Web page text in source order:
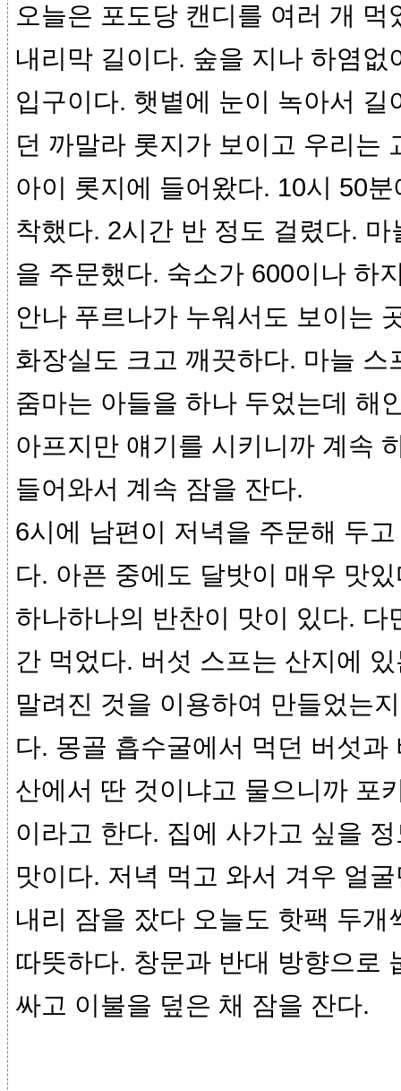
오늘은 포도당 캔디를 여러 개
내리막 길이다. 숲을 지나 하염없
입구이다. 햇볕에 눈이 녹아서 길
던 까말라 롯지가 보이고 우리는
아이 롯지에 들어왔다. 10시 50
착했다. 2시간 반 정도 걸렸다.
을 주문했다. 숙소가 600이나 하
안나 푸르나가 누워서도 보이는
화장실도 크고 깨끗하다. 마늘 스
줌마는 아들을 하나 두었는데 해
아프지만 얘기를 시키니까 계속
들어와서 계속 잠을 잔다.
6시에 남편이 저녁을 주문해 두
다. 아픈 중에도 달밧이 매우 맛
하나하나의 반찬이 맛이 있다. 다
간 먹었다. 버섯 스프는 산지에
말려진 것을 이용하여 만들었는
다. 몽골 흡수굴에서 먹던 버섯과
산에서 딴 것이냐고 물으니까 포
이라고 한다. 집에 사가고 싶을
맛이다. 저녁 먹고 와서 겨우 얼
내리 잠을 잤다 오늘도 핫팩 두개
따뜻하다. 창문과 반대 방향으로
싸고 이불을 덮은 채 잠을 잔다.